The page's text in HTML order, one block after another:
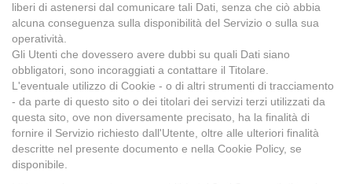
liberi di astenersi dal comunicare tali Dati, senza che ciò abbia
alcuna conseguenza sulla disponibilità del Servizio o sulla sua
operatività.
Gli Utenti che dovessero avere dubbi su quali Dati siano
obbligatori, sono incoraggiati a contattare il Titolare.
L'eventuale utilizzo di Cookie - o di altri strumenti di tracciamento
- da parte di questo sito o dei titolari dei servizi terzi utilizzati da
questa sito, ove non diversamente precisato, ha la finalità di
fornire il Servizio richiesto dall'Utente, oltre alle ulteriori finalità
descritte nel presente documento e nella Cookie Policy, se
disponibile.